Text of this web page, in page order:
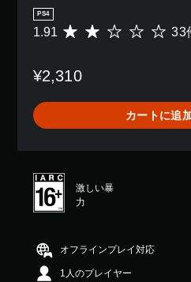
PS4
評
は
3
、
平
価
は
中
1
1.91 33
¥2,310
カートに追
激しい暴
力
オフラインプレイ対応
1人のプレイヤー